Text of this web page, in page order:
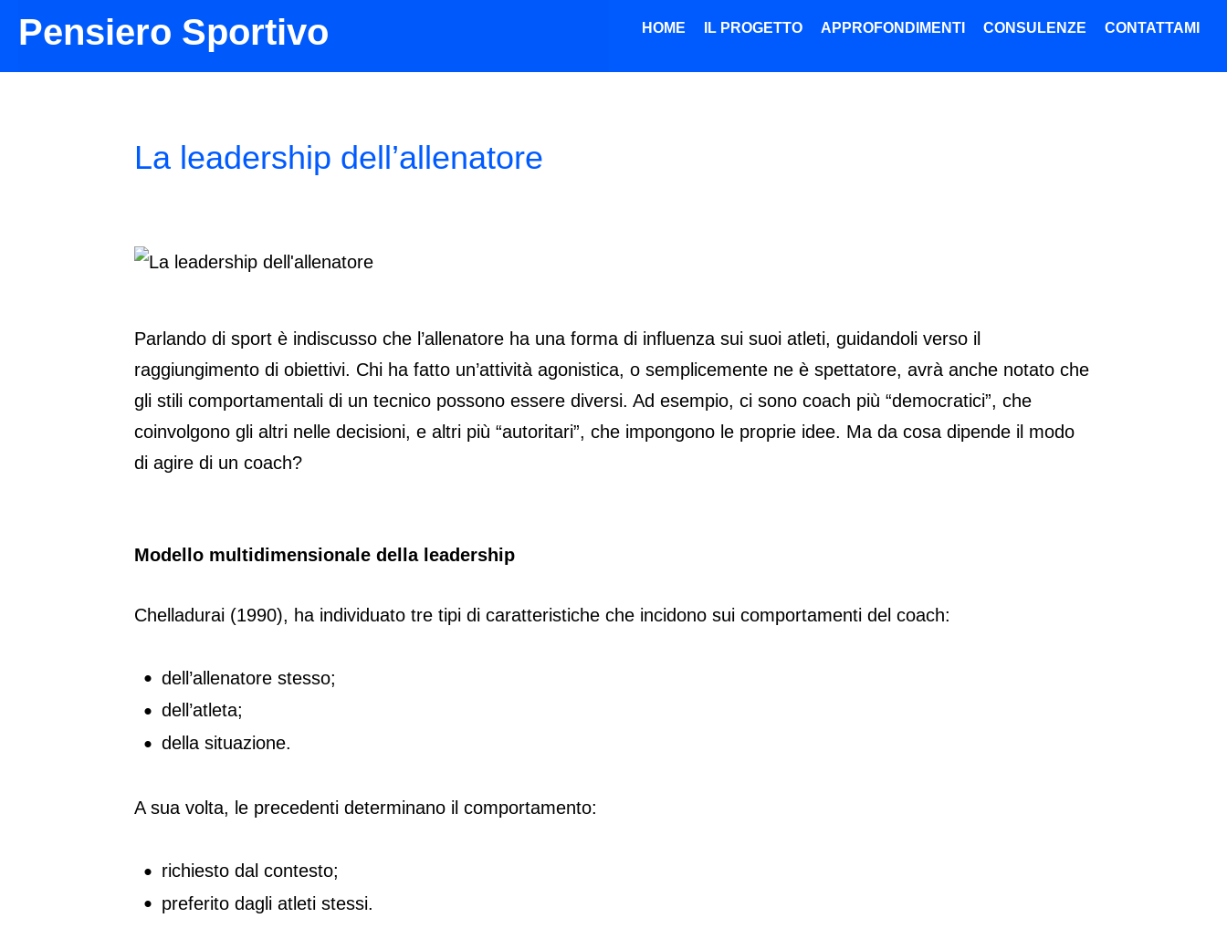
Pensiero Sportivo HOME IL PROGETTO APPROFONDIMENTI CONSULENZE CONTATTAMI
La leadership dell’allenatore
Parlando di sport è indiscusso che l’allenatore ha una forma di influenza sui suoi atleti, guidandoli verso il
raggiungimento di obiettivi. Chi ha fatto un’attività agonistica, o semplicemente ne è spettatore, avrà anche notato che
gli stili comportamentali di un tecnico possono essere diversi. Ad esempio, ci sono coach più “democratici”, che
coinvolgono gli altri nelle decisioni, e altri più “autoritari”, che impongono le proprie idee. Ma da cosa dipende il modo
di agire di un coach?
Modello multidimensionale della leadership
Chelladurai (1990), ha individuato tre tipi di caratteristiche che incidono sui comportamenti del coach:
dell’allenatore stesso;
dell’atleta;
della situazione.
A sua volta, le precedenti determinano il comportamento:
richiesto dal contesto;
preferito dagli atleti stessi.